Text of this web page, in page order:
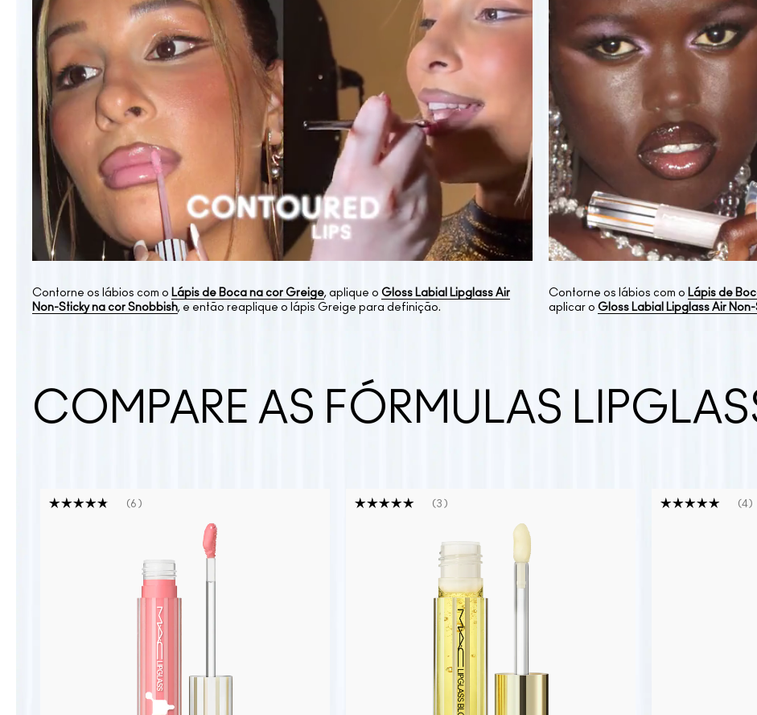
Contorne os lábios com o Lápis de Boca na cor Greige, aplique o Gloss Labial Lipglass Air
Non-Sticky na cor Snobbish, e então reaplique o lápis Greige para definição.
Contorne os lábios com o Lápis de
aplicar o Gloss Labial Lipglass Air
COMPARE AS FÓRMULAS
6 3 4